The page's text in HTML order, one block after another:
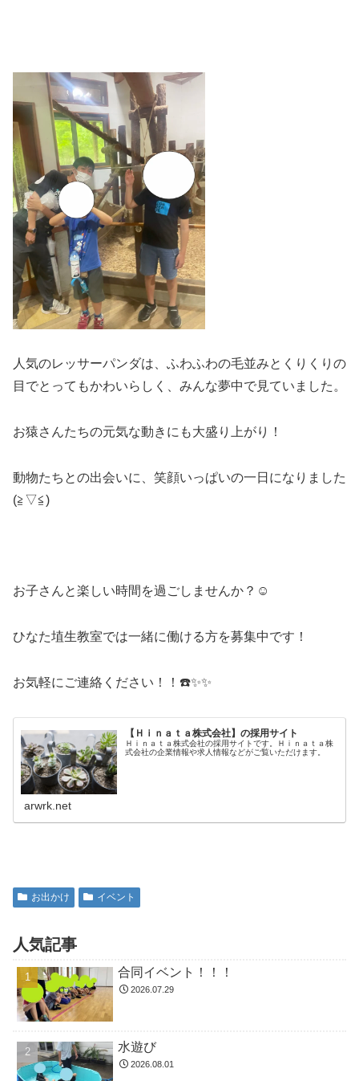
人気のレッサーパンダは、ふわふわの毛並みとくりくりの
目でとってもかわいらしく、みんな夢中で見ていました。
お猿さんたちの元気な動きにも大盛り上がり！
動物たちとの出会いに、笑顔いっぱいの一日になりました
(≧▽≦)
お子さんと楽しい時間を過ごしませんか？☺️
ひなた埴生教室では一緒に働ける方を募集中です！
お気軽にご連絡ください！！☎️✨✨
【Ｈｉｎａｔａ株式会社】の採用サイト
Ｈｉｎａｔａ株式会社の採用サイトです。Ｈｉｎａｔａ株
式会社の企業情報や求人情報などがご覧いただけます。
arwrk.net
お出かけ イベント
人気記事
合同イベント！！！
2026.07.29
水遊び
2026.08.01